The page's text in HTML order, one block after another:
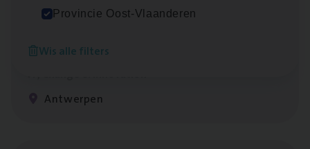
Provincie Oost-Vlaanderen
Wis alle filters
Test Ana­lyst
Antwerpen